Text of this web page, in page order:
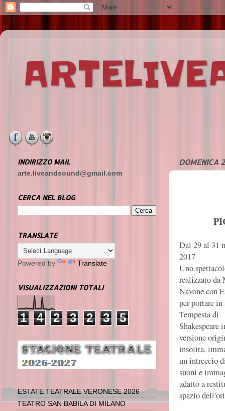
DOMENICA
Dal 29 al 31
2017
Uno
realizzato da
Navone con
per portare in
Tempesta di
Shakespeare
versione
insolita,
un intreccio
suoni e
adatto a
spazio
INDIRIZZO MAIL
arte.liveandsound@gmail.com
CERCA NEL BLOG
TRANSLATE
Powered by Translate
VISUALIZZAZIONI TOTALI
1 4 2 3 2 3 5
ESTATE TEATRALE VERONESE 2026
TEATRO SAN BABILA DI MILANO